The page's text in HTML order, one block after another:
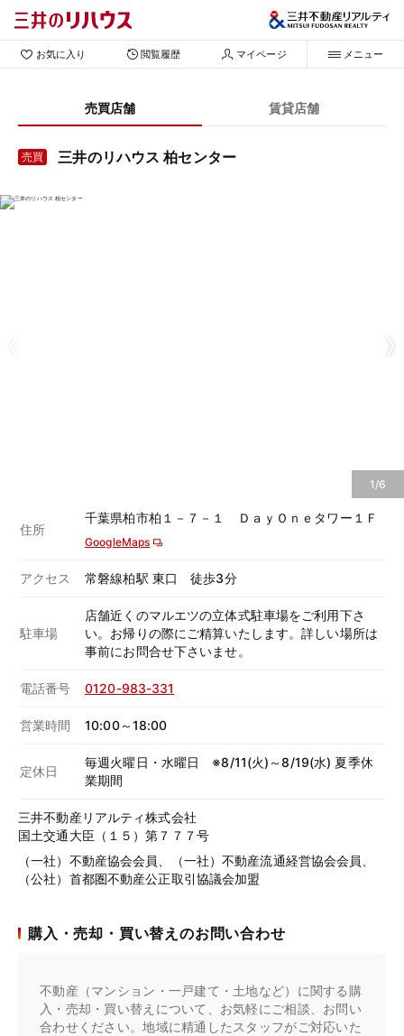
お気に入り 閲覧履歴 マイページ メニュー
売買店舗 賃貸店舗
売買 三井のリハウス 柏センター
1/6
住所
千葉県柏市柏１－７－１ ＤａｙＯｎｅタワー１Ｆ
GoogleMaps
アクセス 常磐線柏駅 東口 徒歩3分
駐車場
店舗近くのマルエツの立体式駐車場をご利用下さ
い。お帰りの際にご精算いたします。詳しい場所は
事前にお問合せ下さいませ。
電話番号 0120-983-331
営業時間 10:00～18:00
定休日
毎週火曜日・水曜日 ※8/11(火)～8/19(水) 夏季休
業期間
三井不動産リアルティ株式会社
国土交通大臣（１５）第７７７号
（一社）不動産協会会員、（一社）不動産流通経営協会会員、
（公社）首都圏不動産公正取引協議会加盟
購入・売却・買い替えのお問い合わせ
不動産（マンション・一戸建て・土地など）に関する購
入・売却・買い替えについて、お気軽にご相談、お問い
合わせください。地域に精通したスタッフがご対応いた